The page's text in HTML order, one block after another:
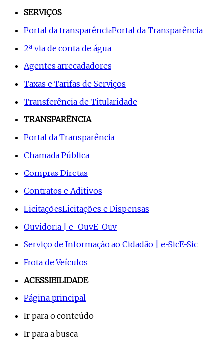
SERVIÇOS
Portal da transparênciaPortal da Transparência
2ª via de conta de água
Agentes arrecadadores
Taxas e Tarifas de Serviços
Transferência de Titularidade
TRANSPARÊNCIA
Portal da Transparência
Chamada Pública
Compras Diretas
Contratos e Aditivos
LicitaçõesLicitações e Dispensas
Ouvidoria | e-OuvE-Ouv
Serviço de Informação ao Cidadão | e-SicE-Sic
Frota de Veículos
ACESSIBILIDADE
Página principal
Ir para o conteúdo
Ir para a busca